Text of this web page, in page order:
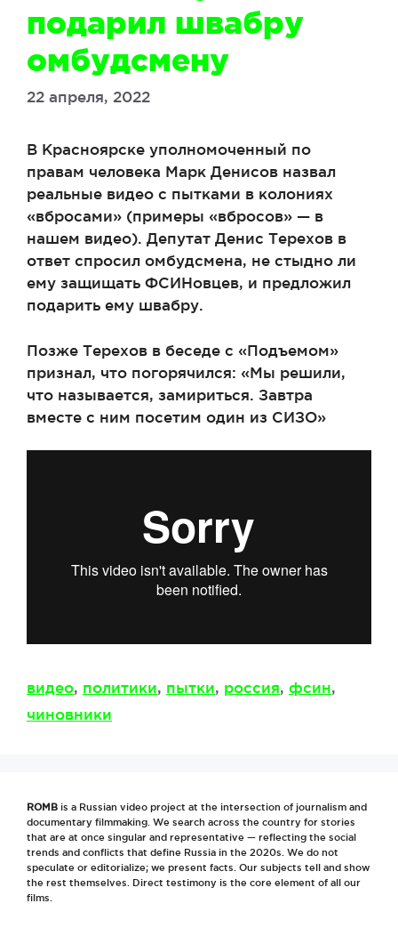
подарил швабру
омбудсмену
22 апреля, 2022
В Красноярске уполномоченный по
правам человека Марк Денисов назвал
реальные видео с пытками в колониях
«вбросами» (примеры «вбросов» — в
нашем видео). Депутат Денис Терехов в
ответ спросил омбудсмена, не стыдно ли
ему защищать ФСИНовцев, и предложил
подарить ему швабру.
Позже Терехов в беседе с «Подъемом»
признал, что погорячился: «Мы решили,
что называется, замириться. Завтра
вместе с ним посетим один из СИЗО»
Метки
видео, политики, пытки, россия, фсин,
чиновники
ROMB is a Russian video project at the intersection of journalism and
documentary filmmaking. We search across the country for stories
that are at once singular and representative — reflecting the social
trends and conflicts that define Russia in the 2020s. We do not
speculate or editorialize; we present facts. Our subjects tell and show
the rest themselves. Direct testimony is the core element of all our
films.